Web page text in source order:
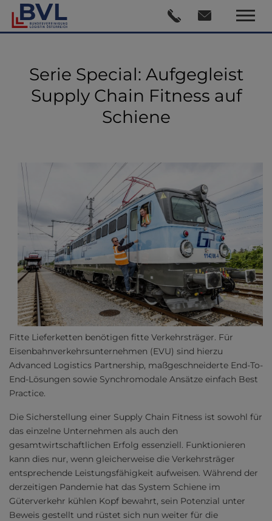
Serie Special: Aufgegleist
Supply Chain Fitness auf
Schiene
Fitte Lieferketten benötigen fitte Verkehrsträger. Für
Eisenbahnverkehrsunternehmen (EVU) sind hierzu
Advanced Logistics Partnership, maßgeschneiderte End-To-
End-Lösungen sowie Synchromodale Ansätze einfach Best
Practice.
Die Sicherstellung einer Supply Chain Fitness ist sowohl für
das einzelne Unternehmen als auch den
gesamtwirtschaftlichen Erfolg essenziell. Funktionieren
kann dies nur, wenn gleicherweise die Verkehrsträger
entsprechende Leistungsfähigkeit aufweisen. Während der
derzeitigen Pandemie hat das System Schiene im
Güterverkehr kühlen Kopf bewahrt, sein Potenzial unter
Beweis gestellt und rüstet sich nun weiter für die